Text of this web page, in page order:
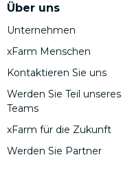
Über uns
Unternehmen
xFarm Menschen
Kontaktieren Sie uns
Werden Sie Teil unseres
Teams
xFarm für die Zukunft
Werden Sie Partner